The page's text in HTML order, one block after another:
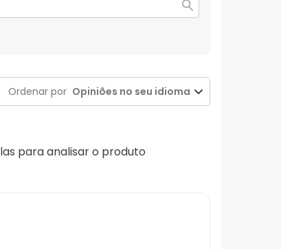
Ordenar por Opiniões no seu idioma
para analisar o produto